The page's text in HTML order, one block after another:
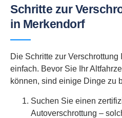
Schritte zur
in Merkendorf
Die Schritte zur
einfach. Bevor Sie Ihr
können, sind einige Dinge zu
Suchen Sie einen
Autoverschrottung –